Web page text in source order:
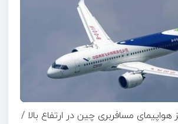
هواپیمای مسافربری چین در ارتفاع بالا /